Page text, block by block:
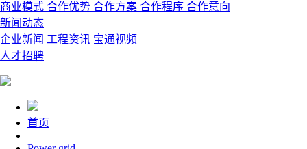
商业模式 合作优势 合作方案 合作程序 合作意向
新闻动态
企业新闻 工程资讯 宝通视频
人才招聘
首页